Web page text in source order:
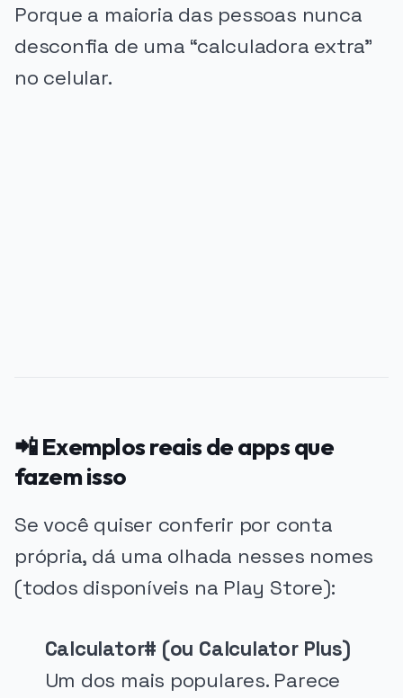
Porque a maioria das pessoas nunca
desconfia de uma “calculadora extra”
no celular.
📲 Exemplos reais de apps que
fazem isso
Se você quiser conferir por conta
própria, dá uma olhada nesses nomes
(todos disponíveis na Play Store):
Calculator# (ou Calculator Plus)
Um dos mais populares. Parece